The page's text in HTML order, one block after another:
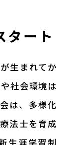
タート
生まれてか
社会環境は
は、多様化
法士を育成
生涯学習制